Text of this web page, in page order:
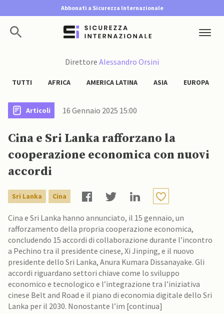
Abbonati a Sicurezza Internazionale
Direttore Alessandro Orsini
TUTTI AFRICA AMERICA LATINA ASIA EUROPA
Articoli 16 Gennaio 2025 15:00
Cina e Sri Lanka rafforzano la
cooperazione economica con nuovi
accordi
Sri Lanka Cina
Cina e Sri Lanka hanno annunciato, il 15 gennaio, un
rafforzamento della propria cooperazione economica,
concludendo 15 accordi di collaborazione durante l’incontro
a Pechino tra il presidente cinese, Xi Jinping, e il nuovo
presidente dello Sri Lanka, Anura Kumara Dissanayake. Gli
accordi riguardano settori chiave come lo sviluppo
economico e tecnologico e l’integrazione tra l’iniziativa
cinese Belt and Road e il piano di economia digitale dello Sri
Lanka per il 2030. Nonostante l’im [continua]